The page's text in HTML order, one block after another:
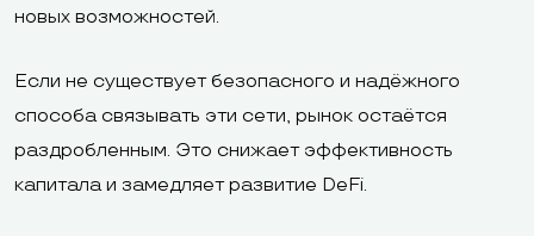
новых возможностей.
Если не существует безопасного и надёжного
способа связывать эти сети, рынок остаётся
раздробленным. Это снижает эффективность
капитала и замедляет развитие DeFi.